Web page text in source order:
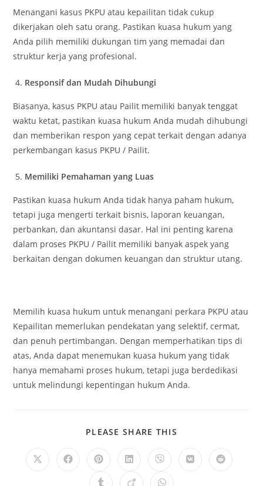
Menangani kasus PKPU atau kepailitan tidak cukup
dikerjakan oleh satu orang. Pastikan kuasa hukum yang
Anda pilih memiliki dukungan tim yang memadai dan
struktur kerja yang profesional.
Responsif dan Mudah Dihubungi
Biasanya, kasus PKPU atau Pailit memiliki banyak tenggat
waktu ketat, pastikan kuasa hukum Anda mudah dihubungi
dan memberikan respon yang cepat terkait dengan adanya
perkembangan kasus PKPU / Pailit.
Memiliki Pemahaman yang Luas
Pastikan kuasa hukum Anda tidak hanya paham hukum,
tetapi juga mengerti terkait bisnis, laporan keuangan,
perbankan, dan akuntansi dasar. Hal ini penting karena
dalam proses PKPU / Pailit memiliki banyak aspek yang
berkaitan dengan dokumen keuangan dan struktur utang.
Memilih kuasa hukum untuk menangani perkara PKPU atau
Kepailitan memerlukan pendekatan yang selektif, cermat,
dan penuh pertimbangan. Dengan memperhatikan tips di
atas, Anda dapat menemukan kuasa hukum yang tidak
hanya memahami proses hukum, tetapi juga berdedikasi
untuk melindungi kepentingan hukum Anda.
PLEASE SHARE THIS